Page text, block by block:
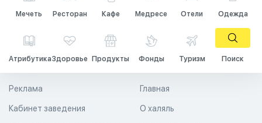
Мечеть Ресторан Кафе Медресе Отели Одежда
АтрибутикаЗдоровье Продукты Фонды Туризм Поиск
Главная
О халяль
Реклама
Кабинет заведения